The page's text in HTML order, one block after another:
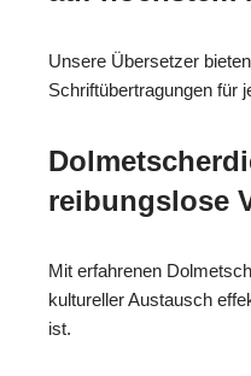
Unsere Übersetzer
Schriftübertragungen für
reibungslose
Mit erfahrenen
kultureller Austausch
ist.